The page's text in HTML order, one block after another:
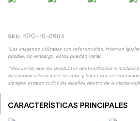
: KPG-10-0904
*Las imágenes utilizadas son referenciales, intentan
posible, sin embargo, estos pueden variar.
**Recuerda: que los productos destonalizados o multicara
Se recomienda siempre mezclar y hacer una
siempre estarán todos los diseños dentro de la misma caja.
CARACTERÍSTICAS PRINCIPALES